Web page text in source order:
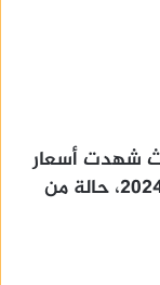
شهدت أسعار
الذهب في مصر اليوم الاثنين 21 يناير 2024، حالة من